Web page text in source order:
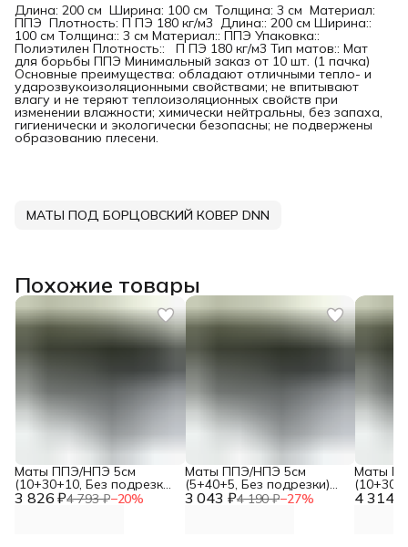
Длина: 200 см Ширина: 100 см Толщина: 3 см Материал:
ППЭ Плотность: П ПЭ 180 кг/м3 Длина:: 200 см Ширина::
100 см Толщина:: 3 см Материал:: ППЭ Упаковка::
Полиэтилен Плотность:: П ПЭ 180 кг/м3 Тип матов:: Мат
для борьбы ППЭ Минимальный заказ от 10 шт. (1 пачка)
Основные преимущества: обладают отличными тепло- и
ударозвукоизоляционными свойствами; не впитывают
влагу и не теряют теплоизоляционных свойств при
изменении влажности; химически нейтральны, без запаха,
гигиенически и экологически безопасны; не подвержены
образованию плесени.
МАТЫ ПОД БОРЦОВСКИЙ КОВЕР DNN
Похожие товары
3 826 ₽4 793 ₽−20%
Маты ППЭ/НПЭ 5см
(10+30+10, Без подрезки)
DNN 3 043 ₽4 190 ₽−27%
Маты ППЭ/НПЭ 5см
(5+40+5, Без подрезки)
DNN 4 314 ₽
Маты
DNN